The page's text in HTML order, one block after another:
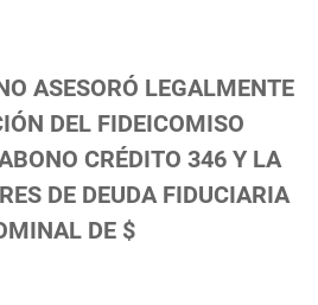
ASESORÓ LEGALMENTE
DEL FIDEICOMISO
CRÉDITO 346 Y LA
DE DEUDA FIDUCIARIA
DE $